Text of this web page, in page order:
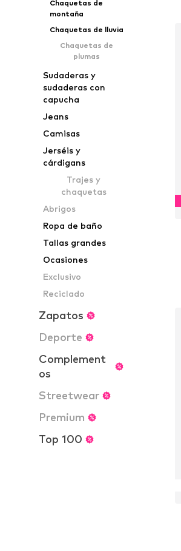
Chaquetas de
montaña
Chaquetas de lluvia
Chaquetas de
plumas
Sudaderas y
sudaderas con
capucha
Jeans
Camisas
Jerséis y
cárdigans
Trajes y
chaquetas
Abrigos
Ropa de baño
Tallas grandes
Ocasiones
Exclusivo
Reciclado
Zapatos
Deporte
Complement
os
Streetwear
Premium
Top 100